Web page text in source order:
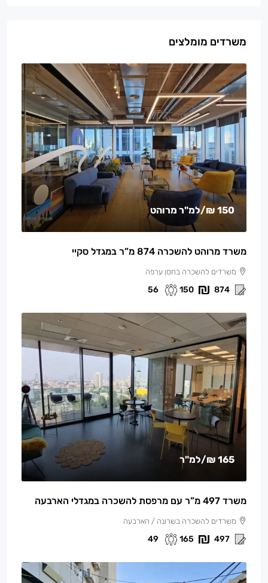
משרדים מומלצים
150 ₪ /למ"ר מרוהט
משרד מרוהט להשכרה 874 מ”ר במגדל סקיי
משרדים להשכרה בחסן ערפה
874
150
56
165 ₪ /למ"ר
משרד 497 מ”ר עם מרפסת להשכרה במגדלי הארבעה
משרדים להשכרה בשרונה / הארבעה
497
165
49